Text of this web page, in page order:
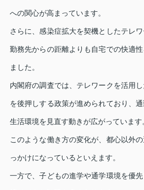
への関心が高まっています。
さらに、感染症拡大を契機としたテレワ
勤務先からの距離よりも自宅での快適
ました。
内閣府の調査では、テレワークを活用し
を後押しする政策が進められており、
生活環境を見直す動きが広がっています
このような働き方の変化が、都心以外
っかけになっているといえます。
一方で、子どもの進学や通学環境を優